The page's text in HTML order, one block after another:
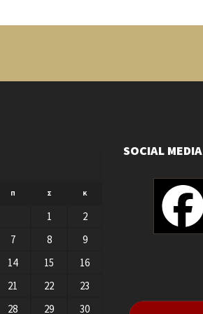
Π Σ Κ
1
2
7 8
9
14 15
16
21 22
23
28 29 30
SOCIAL MEDIA